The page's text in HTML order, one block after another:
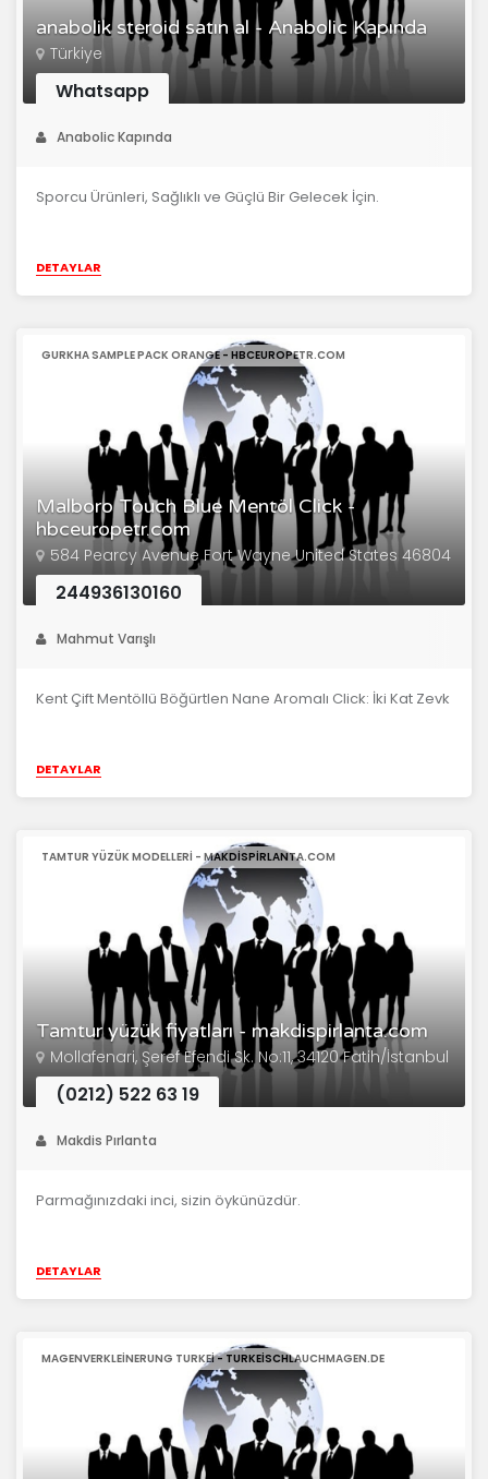
anabolik steroid satın al - Anabolic Kapında
Türkiye
Whatsapp
Anabolic Kapında
Sporcu Ürünleri, Sağlıklı ve Güçlü Bir Gelecek İçin.
DETAYLAR
Malboro Touch Blue Mentöl Click -
hbceuropetr.com
GURKHA SAMPLE PACK ORANGE - HBCEUROPETR.COM
584 Pearcy Avenue Fort Wayne United States 46804
244936130160
Mahmut Varışlı
Kent Çift Mentöllü Böğürtlen Nane Aromalı Click: İki Kat Zevk
DETAYLAR
Tamtur yüzük fiyatları - makdispirlanta.com
TAMTUR YÜZÜK MODELLERI - MAKDISPIRLANTA.COM
Mollafenari, Şeref Efendi Sk. No:11, 34120 Fatih/İstanbul
(0212) 522 63 19
Makdis Pırlanta
Parmağınızdaki inci, sizin öykünüzdür.
DETAYLAR
MAGENVERKLEINERUNG TURKEI - TURKEISCHLAUCHMAGEN.DE